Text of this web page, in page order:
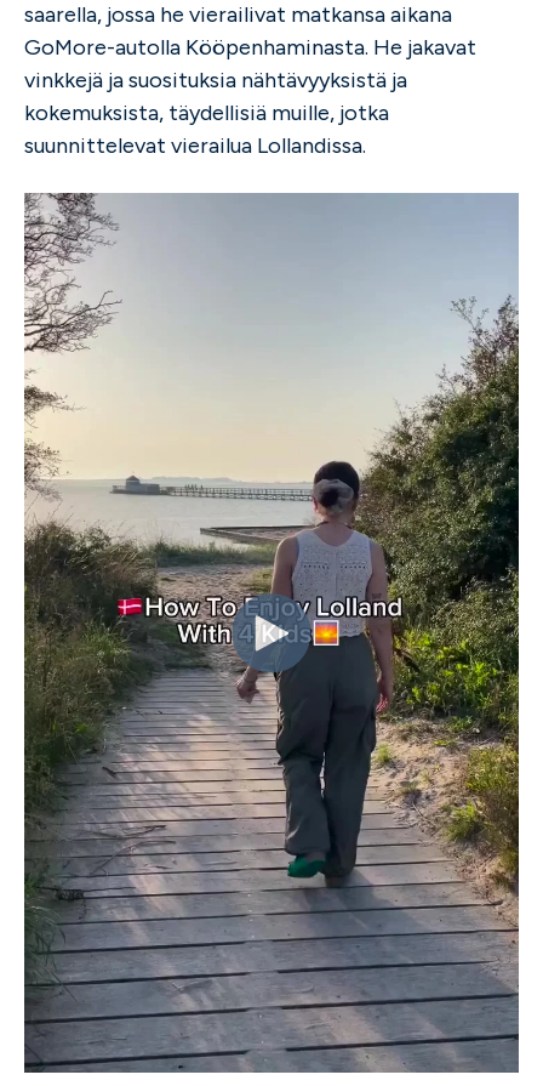
saarella, jossa he vierailivat matkansa aikana
GoMore-autolla Kööpenhaminasta. He jakavat
vinkkejä ja suosituksia nähtävyyksistä ja
kokemuksista, täydellisiä muille, jotka
suunnittelevat vierailua Lollandissa.